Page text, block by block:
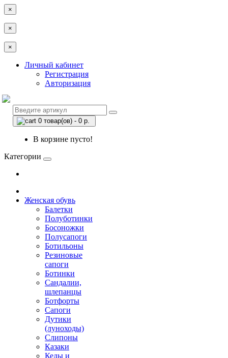
×
×
×
Личный кабинет
Регистрация
Авторизация
0 товар(ов) - 0 р.
В корзине пусто!
Категории
Женская обувь
Балетки
Полуботинки
Босоножки
Полусапоги
Ботильоны
Резиновые
сапоги
Ботинки
Сандалии,
шлепанцы
Ботфорты
Сапоги
Дутики
(луноходы)
Слипоны
Казаки
Кеды и